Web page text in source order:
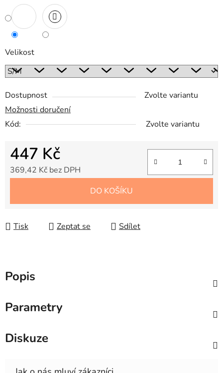
Velikost
Dostupnost
Zvolte variantu
Možnosti doručení
Kód:
Zvolte variantu
447 Kč
369,42 Kč bez DPH
DO KOŠÍKU
Tisk Zeptat se Sdílet
Popis
Parametry
Diskuze